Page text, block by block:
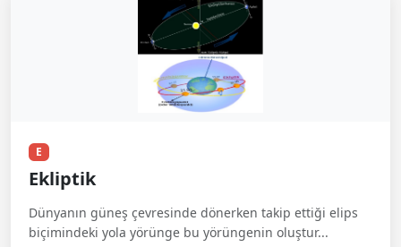
E
Ekliptik
Dünyanın güneş çevresinde dönerken takip ettiği elips
biçimindeki yola yörünge bu yörüngenin oluştur...